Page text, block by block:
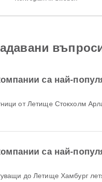
са най-
от Летище Стокхолм
са най-
до Летище Хамбург